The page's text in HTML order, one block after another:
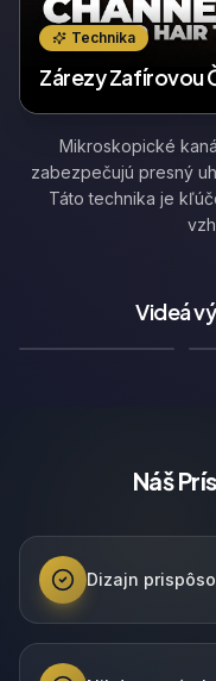
Technika
Zárezy Zafírovou
Mikroskopické
zabezpečujú presný
Táto technika je
Videá
Video s Výsledkami
Náš
Dizajn